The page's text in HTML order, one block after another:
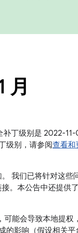
月
丁级别是 2022-
级别，请参阅查看和
我们已将针对这些
。本公告中还提供
能会导致本地提权
的影响（假设相关